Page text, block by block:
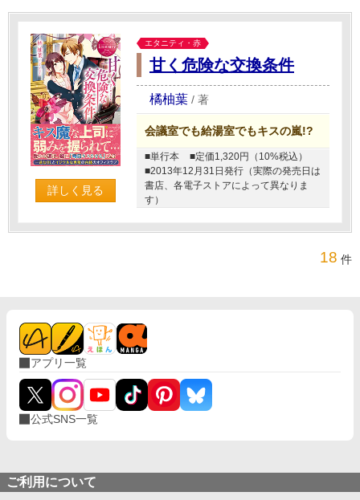
詳しく見る
エタニティ・赤
甘く危険な交換条件
橘柚葉 / 著
会議室でも給湯室でもキスの嵐!?
■単行本
■定価1,320円（10%税込）
■2013年12月31日発行（実際の発売日は
書店、各電子ストアによって異なりま
す）
18 件
アプリ一覧
公式SNS一覧
ご利用について